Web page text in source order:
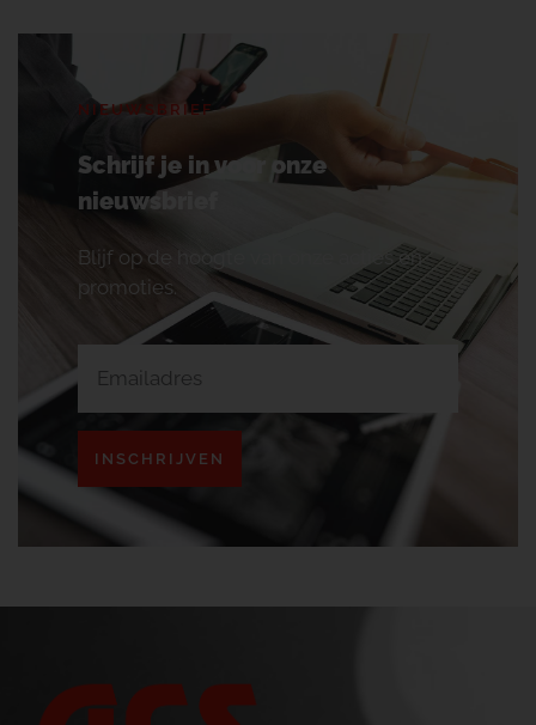
NIEUWSBRIEF
Schrijf je in voor onze
nieuwsbrief
Blijf op de hoogte van onze acties en
promoties.
INSCHRIJVEN